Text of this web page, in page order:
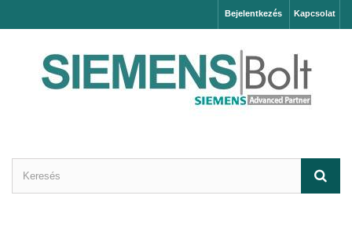
Kapcsolat
Bejelentkezés